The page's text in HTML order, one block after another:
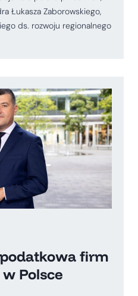
Łukasza Zaborowskiego,
ds. rozwoju regionalnego
firm
Polsce